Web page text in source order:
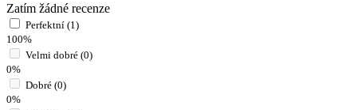
Zatím žádné recenze
Perfektní (1)
100%
Velmi dobré (0)
0%
Dobré (0)
0%